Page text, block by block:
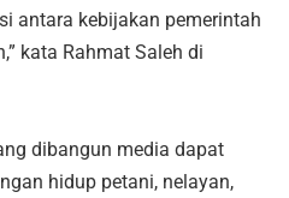
antara kebijakan pemerintah
kata Rahmat Saleh di
dibangun media dapat
hidup petani, nelayan,